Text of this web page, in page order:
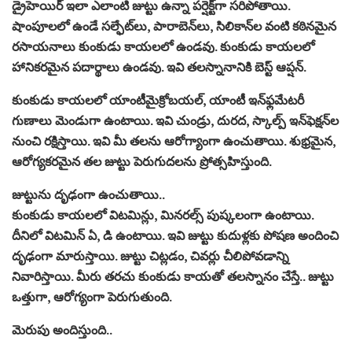
డ్రైహెయిర్‌ ఇలా ఎలాంటి జుట్టు ఉన్నా పర్షెక్ట్‌గా సరిపోతాయి.​
షాంపూలలో ఉండే సల్ఫేట్‌లు, పారాబెన్‌లు, సిలికాన్‌ల వంటి కఠినమైన
రసాయనాలు కుంకుడు కాయలలో ఉండవు. కుంకుడు కాయలలో
హానికరమైన పదార్థాలు ఉండవు. ఇవి తలస్నానానికి బెస్ట్‌ ఆప్షన్‌.
కుంకుడు కాయలలో యాంటీమైక్రోబయల్‌, యాంటీ ఇన్‌ఫ్లమేటరీ
గుణాలు మెండుగా ఉంటాయి. ఇవి చుండ్రు, దురద, స్కాల్ప్ ఇన్‌ఫెక్షన్‌ల
నుంచి రక్షిస్తాయి. ఇవి మీ తలను ఆరోగ్యాంగా ఉంచుతాయి. శుభ్రమైన,
ఆరోగ్యకరమైన తల జుట్టు పెరుగుదలను ప్రోత్సహిస్తుంది.​
జుట్టును దృఢంగా ఉంచుతాయి..
కుంకుడు కాయలలో విటమిన్లు, మినరల్స్‌ పుష్కలంగా ఉంటాయి.
దీనిలో విటమిన్ ఏ, డి ఉంటాయి. ఇవి జుట్టు కుదుళ్లకు పోషణ అందించి
దృఢంగా మారుస్తాయి. జుట్టు చిట్లడం, చివర్లు చీలిపోవడాన్ని
నివారిస్తాయి. మీరు తరచు కుంకుడు కాయతో తలస్నానం చేస్తే.. జుట్టు
ఒత్తుగా, ఆరోగ్యంగా పెరుగుతుంది.
మెరుపు అందిస్తుంది..